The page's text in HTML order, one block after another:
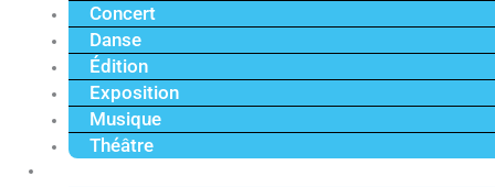
Concert
Danse
Édition
Exposition
Musique
Théâtre